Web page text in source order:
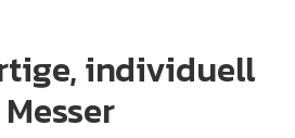
individuell